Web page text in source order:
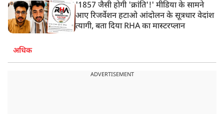
'1857 जैसी होगी 'क्रांति'!' मीडिया के सामने
आए रिजर्वेशन हटाओ आंदोलन के सूत्रधार वेदांश
त्यागी, बता दिया RHA का मास्टरप्लान
अधिक
ADVERTISEMENT